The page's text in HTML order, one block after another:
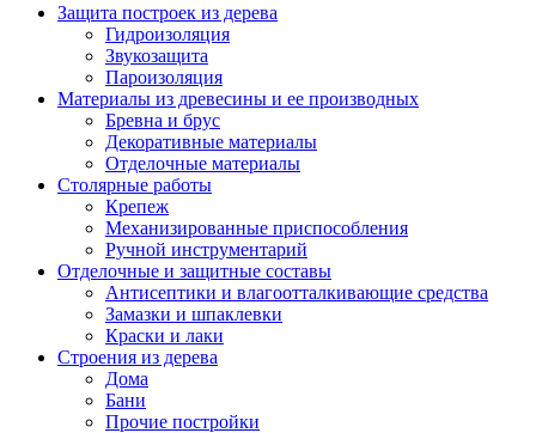
Защита построек из дерева
Гидроизоляция
Звукозащита
Пароизоляция
Материалы из древесины и ее производных
Бревна и брус
Декоративные материалы
Отделочные материалы
Столярные работы
Крепеж
Механизированные приспособления
Ручной инструментарий
Отделочные и защитные составы
Антисептики и влагоотталкивающие средства
Замазки и шпаклевки
Краски и лаки
Строения из дерева
Дома
Бани
Прочие постройки